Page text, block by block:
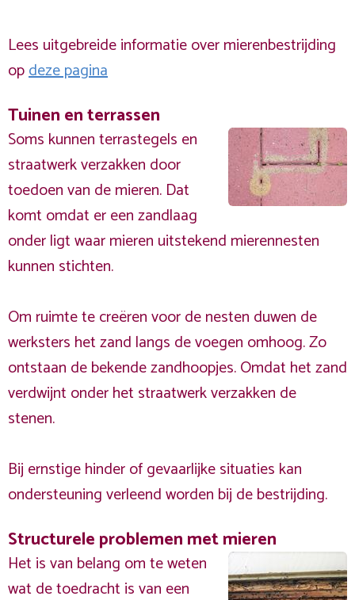
Lees uitgebreide informatie over mierenbestrijding
opdeze pagina
Tuinen en terrassen
Soms kunnen terrastegels en
straatwerk verzakken door
toedoen van de mieren. Dat
komt omdat er een zandlaag
onder ligt waar mieren uitstekend mierennesten
kunnen stichten.
Om ruimte te creëren voor de nesten duwen de
werksters het zand langs de voegen omhoog. Zo
ontstaan de bekende zandhoopjes. Omdat het zand
verdwijnt onder het straatwerk verzakken de
stenen.
Bij ernstige hinder of gevaarlijke situaties kan
ondersteuning verleend worden bij de bestrijding.
Structurele problemen met mieren
Het is van belang om te weten
wat de toedracht is van een